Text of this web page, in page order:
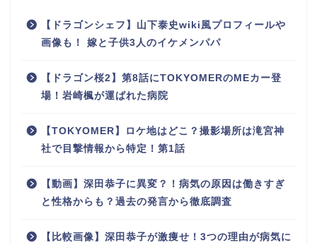
【ドラゴンシェフ】山下泰史wiki風プロフィールや
画像も！ 嫁と子供3人のイケメンパパ
【ドラゴン桜2】第8話にTOKYOMERのMEカー登
場！岩崎楓が運ばれた病院
【TOKYOMER】ロケ地はどこ？撮影場所は滝宮神
社で目撃情報から特定！第1話
【動画】深田恭子に異変？！病気の原因は働きすぎ
と性格からも？過去の発言から徹底調査
【比較画像】深田恭子が激痩せ！3つの理由が病気に